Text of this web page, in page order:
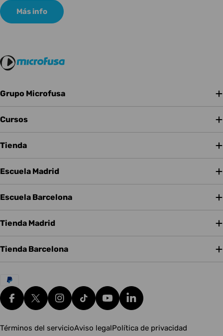
Más info
Grupo Microfusa
Cursos
Tienda
Escuela Madrid
Escuela Barcelona
Tienda Madrid
Tienda Barcelona
Métodos
de
pagoFacebookX (Twitter)Instagram
tiktok YouTubeTranslation missing:
Términos del servicioAviso legalPolítica de privacidad